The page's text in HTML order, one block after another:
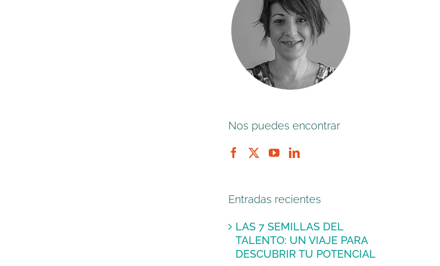
Nos puedes encontrar
Entradas recientes
LAS 7 SEMILLAS DEL
TALENTO: UN VIAJE PARA
DESCUBRIR TU POTENCIAL